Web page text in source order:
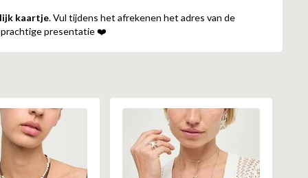
kaartje. Vul tijdens het afrekenen het adres van de
prachtige presentatie ❤️